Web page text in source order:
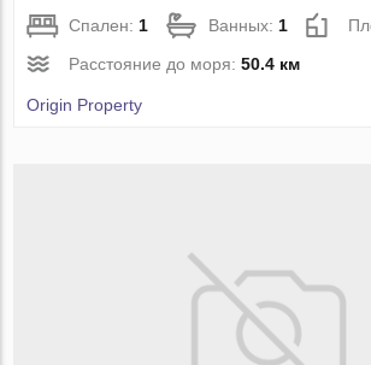
Спален:1 Ванных:1
Расстояние до моря:50.4 км
Origin Property